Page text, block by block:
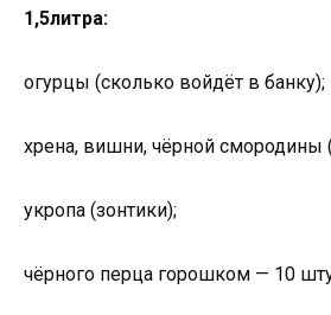
1,5литра:
огурцы (сколько войдёт в банку);
хрена, вишни, чёрной смородины
укропа (зонтики);
чёрного перца горошком — 10